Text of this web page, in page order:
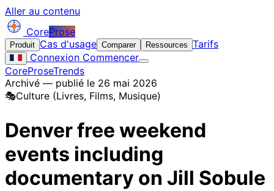
Aller au contenu
CoreProse
Produit Cas d'usage Comparer Ressources Tarifs
Connexion Commencer
CoreProseTrends
Archivé — publié le 26 mai 2026
🎭Culture (Livres, Films, Musique)
Denver free weekend
events including
documentary on Jill Sobule